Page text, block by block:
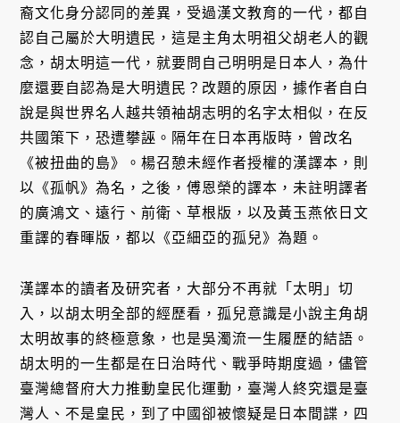
裔文化身分認同的差異，受過漢文教育的一代，都自
認自己屬於大明遺民，這是主角太明祖父胡老人的觀
念，胡太明這一代，就要問自己明明是日本人，為什
麼還要自認為是大明遺民？改題的原因，據作者自白
說是與世界名人越共領袖胡志明的名字太相似，在反
共國策下，恐遭攀誣。隔年在日本再版時，曾改名
《被扭曲的島》。楊召憩未經作者授權的漢譯本，則
以《孤帆》為名，之後，傅恩榮的譯本，未註明譯者
的廣鴻文、遠行、前衛、草根版，以及黃玉燕依日文
重譯的春暉版，都以《亞細亞的孤兒》為題。
漢譯本的讀者及研究者，大部分不再就「太明」切
入，以胡太明全部的經歷看，孤兒意識是小說主角胡
太明故事的終極意象，也是吳濁流一生履歷的結語。
胡太明的一生都是在日治時代、戰爭時期度過，儘管
臺灣總督府大力推動皇民化運動，臺灣人終究還是臺
灣人、不是皇民，到了中國卻被懷疑是日本間諜，四